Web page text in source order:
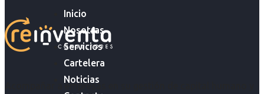
Inicio
Nosotras
Servicios
Cartelera
Noticias
Acompañar a empresas en su gestión de capital humano y